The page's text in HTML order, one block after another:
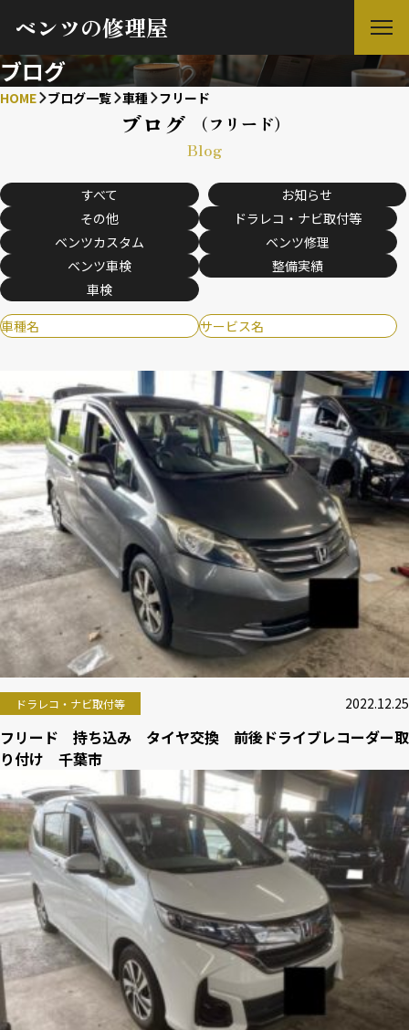
ベンツの修理屋
ブログ
HOME ブログ一覧 車種 フリード
ブログ （フリード）
Blog
すべて
お知らせ
その他
ドラレコ・ナビ取付等
ベンツカスタム
ベンツ修理
ベンツ車検
整備実績
車検
ドラレコ・ナビ取付等 2022.12.25
フリード 持ち込み タイヤ交換 前後ドライブレコーダー取
り付け 千葉市